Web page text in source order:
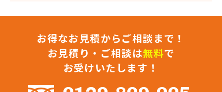
お得なお見積からご相談まで！
お見積り・ご相談は無料で
お受けいたします！